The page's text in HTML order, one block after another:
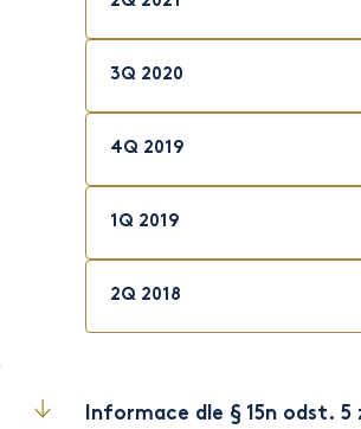
3Q 2020
4Q 2019
1Q 2019
2Q 2018
Informace dle § 15n odst.